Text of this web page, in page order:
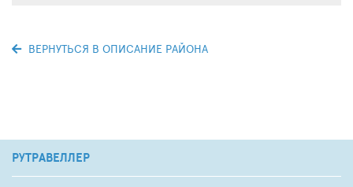
ВЕРНУТЬСЯ В ОПИСАНИЕ РАЙОНА
РУТРАВЕЛЛЕР